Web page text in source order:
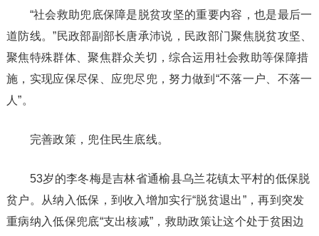
“社会救助兜底保障是脱贫攻坚的重要内容，也是最后一
道防线。”民政部副部长唐承沛说，民政部门聚焦脱贫攻坚、
聚焦特殊群体、聚焦群众关切，综合运用社会救助等保障措
施，实现应保尽保、应兜尽兜，努力做到“不落一户、不落一
人”。
完善政策，兜住民生底线。
53岁的李冬梅是吉林省通榆县乌兰花镇太平村的低保脱
贫户。从纳入低保，到收入增加实行“脱贫退出”，再到突发
重病纳入低保兜底“支出核减”，救助政策让这个处于贫困边